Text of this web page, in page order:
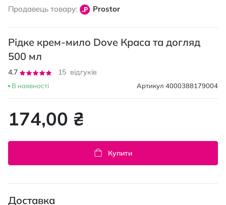
початку
зображень
Продавець товару: Prostor
Рідке крем-мило Dove Краса та догляд
500 мл
Рейтинг:
4.7
15 відгуків
В наявності Артикул 4000388179004
174,00 ₴
Купити
Доставка